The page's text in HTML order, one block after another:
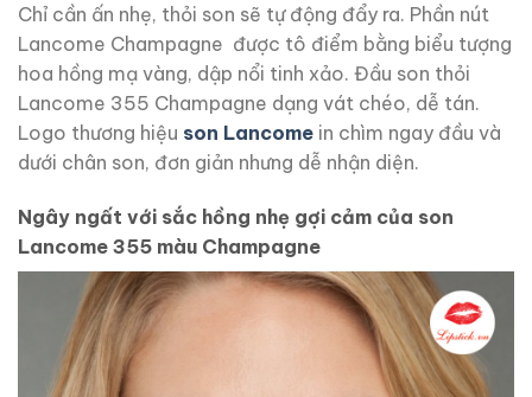
Chỉ cần ấn nhẹ, thỏi son sẽ tự động đẩy ra. Phần nút
Lancome Champagne được tô điểm bằng biểu tượng
hoa hồng mạ vàng, dập nổi tinh xảo. Đầu son thỏi
Lancome 355 Champagne dạng vát chéo, dễ tán.
Logo thương hiệu son Lancome in chìm ngay đầu và
dưới chân son, đơn giản nhưng dễ nhận diện.
Ngây ngất với sắc hồng nhẹ gợi cảm của son
Lancome 355 màu Champagne